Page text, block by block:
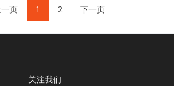
页 1 2 下一页
关注我们